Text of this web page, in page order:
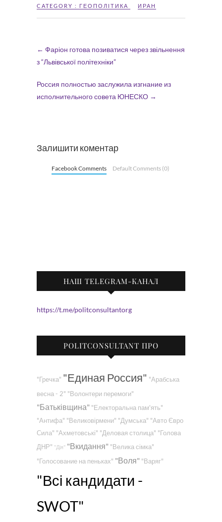
CATEGORY : ГЕОПОЛІТИКА ИРАН
← Фаріон готова позиватися через звільнення
з “Львівської політехніки”
Россия полностью заслужила изгнание из
исполнительного совета ЮНЕСКО →
Залишити коментар
Facebook Comments Default Comments (0)
НАШ TELEGRAM-КАНАЛ
https://t.me/politconsultantorg
POLITCONSULTANT ПРО
"Гречка" "Единая Россия" "Арабська
весна - 2" "Волонтери перемоги"
"Батьківщина" "Електоральна пам'ять"
"Антифа" "Великовірмени" "Думська" "Авто Євро
Сила" "Ахметовські" "Деловая столица" "Голова
ДНР" "Дія" "Вкидання" "Велика сімка"
"Голосование на пеньках" "Воля" "Варяг"
"Всі кандидати -
SWOT"